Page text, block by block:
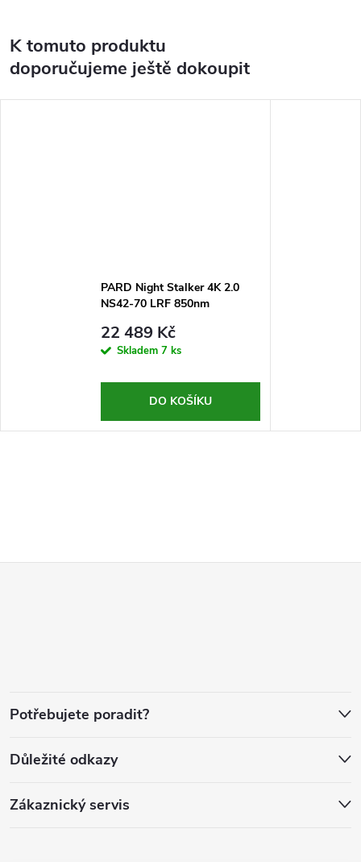
K tomuto produktu
doporučujeme ještě dokoupit
PARD Night Stalker 4K 2.0
NS42-70 LRF 850nm
22 489 Kč
Skladem 7 ks
DO KOŠÍKU
aPotřebujete poradit?
Důležité odkazy
Zákaznický servis